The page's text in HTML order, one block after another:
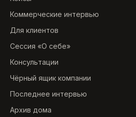
Коммерческие интервью
Для клиентов
Сессия «О себе»
Консультации
Чёрный ящик компании
Последнее интервью
Архив дома